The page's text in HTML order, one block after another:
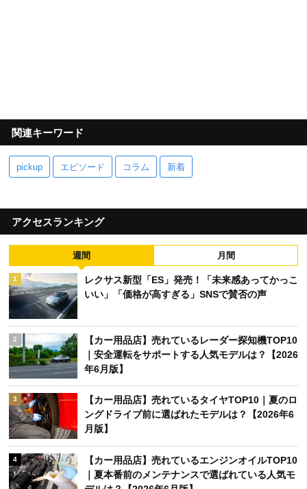
関連キーワード
pickup エピソード コラム 新着
アクセスランキング
週間 月間
1
レクサス新型「ES」発売！「未来感あってかっこ
いい」「価格が高すぎる」SNSで賛否の声
2
【カー用品店】売れているレーダー探知機TOP10
｜安全運転をサポートする人気モデルは？【2026
年6月版】
3
【カー用品店】売れているタイヤTOP10｜夏のロ
ングドライブ前に選ばれたモデルは？【2026年6
月版】
4
【カー用品店】売れているエンジンオイルTOP10
｜夏本番前のメンテナンスで選ばれている人気モ